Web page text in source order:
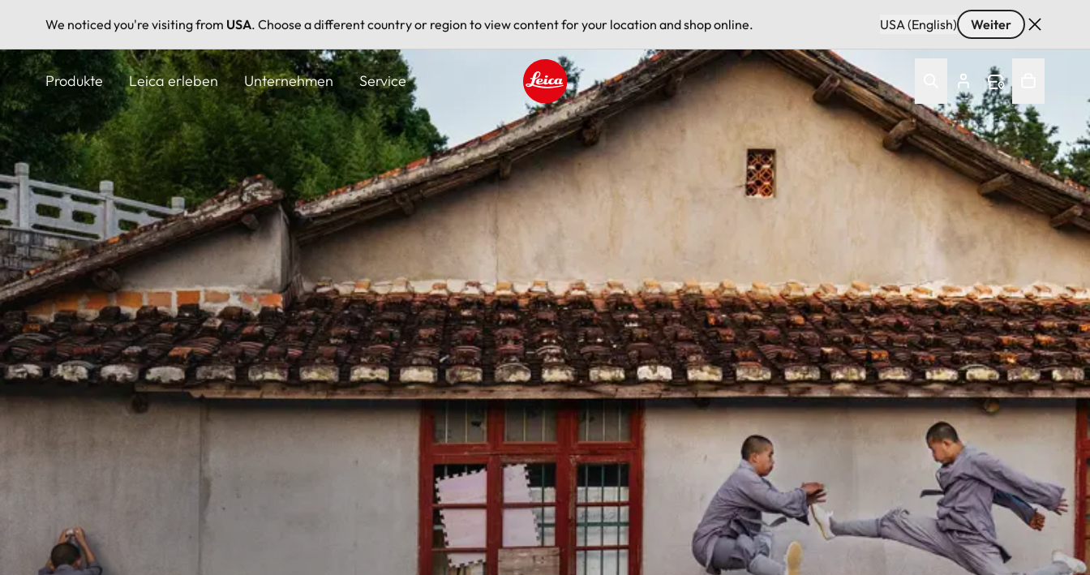
We noticed you're visiting from USA. Choose a different country or region to view content for your location and shop online. USA (English) Weiter
Direkt
zum
Inhalt
Produkte Leica erleben Unternehmen Service
Leica logo - Home